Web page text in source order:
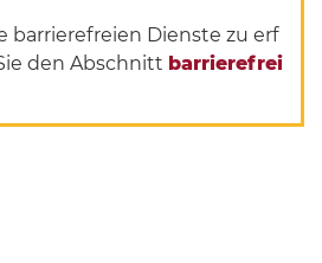
barrierefreien Dienste zu erf
den Abschnitt barrierefrei